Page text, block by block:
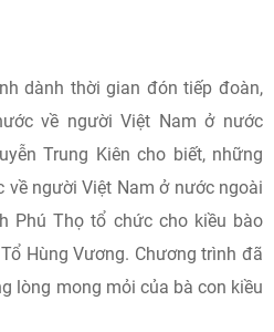
dành thời gian đón tiếp đoàn,
về người Việt Nam ở nước
Trung Kiên cho biết, những
về người Việt Nam ở nước ngoài
Phú Thọ tổ chức cho kiều bào
Hùng Vương. Chương trình đã
lòng mong mỏi của bà con kiều